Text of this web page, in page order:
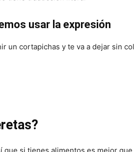
usar la expresión
un cortapichas y te va a dejar sin